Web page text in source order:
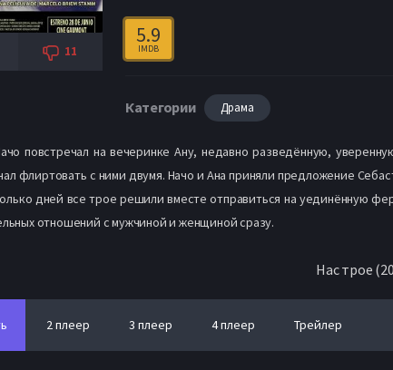
11
5.9
IMDB
Категории Драма
повстречал на вечеринке Ану, недавно разведённую,
флиртовать с ними двумя. Начо и Ана приняли предложение
дней все трое решили вместе отправиться на уединённую
отношений с мужчиной и женщиной сразу.
Нас трое
2 плеер 3 плеер 4 плеер Трейлер